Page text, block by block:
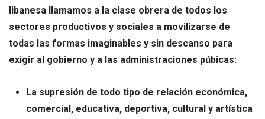
libanesa llamamos a la clase obrera de todos los
sectores productivos y sociales a movilizarse de
todas las formas imaginables y sin descanso para
exigir al gobierno y a las administraciones púbicas:
La supresión de todo tipo de relación económica,
comercial, educativa, deportiva, cultural y artística